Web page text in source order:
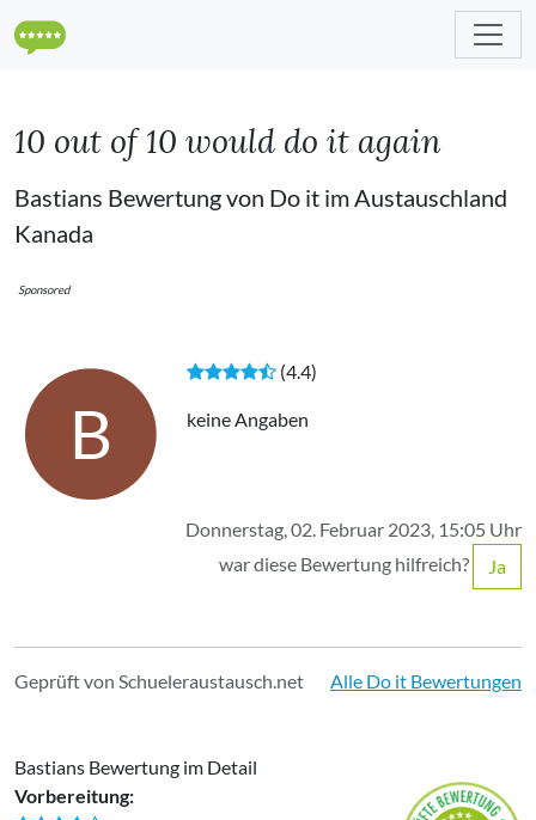
10 out of 10 would do it again
Bastians Bewertung von Do it im Austauschland
Kanada
Sponsored
B
Donnerstag, 02. Februar 2023, 15:05 Uhr
(4.4)
keine Angaben
war diese Bewertung hilfreich? Ja
Geprüft von Schueleraustausch.net Alle Do it Bewertungen
Bastians Bewertung im Detail
Vorbereitung: